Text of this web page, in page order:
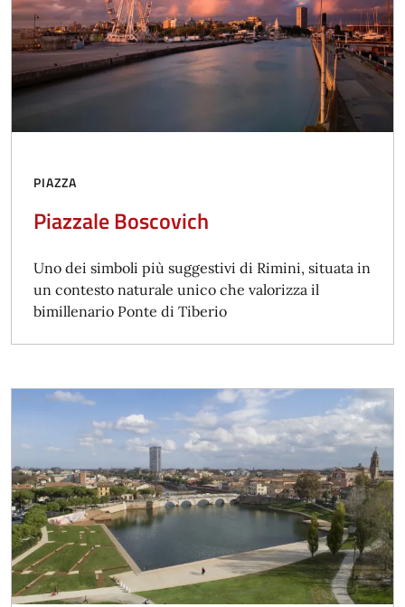
PIAZZA
Piazzale Boscovich
Uno dei simboli più suggestivi di Rimini, situata in
un contesto naturale unico che valorizza il
bimillenario Ponte di Tiberio